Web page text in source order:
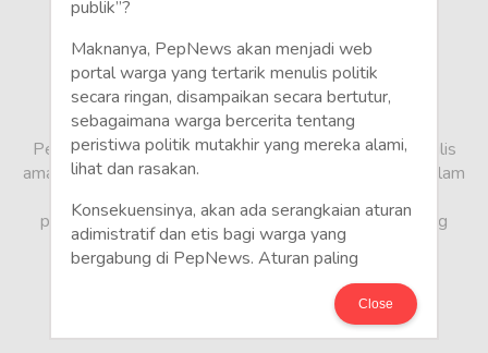
Gaya
Wisata
Wanita
publik”?
Maknanya, PepNews akan menjadi web
portal warga yang tertarik menulis politik
secara ringan, disampaikan secara bertutur,
sebagaimana warga bercerita tentang
peristiwa politik mutakhir yang mereka alami,
lihat dan rasakan.
Konsekuensinya, akan ada serangkaian aturan
adimistratif dan etis bagi warga yang
bergabung di PepNews. Aturan paling
mendasar adalah setiap penulis wajib
menggunakan identitas asli sesuai kartu
keterangan penduduk. Demikian juga foto
Close
PepNews.com adalah media warga, tempat bagi penulis
amatir dan profesional menyampaikan berbagai opini dalam
pandang tidak biasa, yang berbeda dari sudut pandang
berita media arus utama.